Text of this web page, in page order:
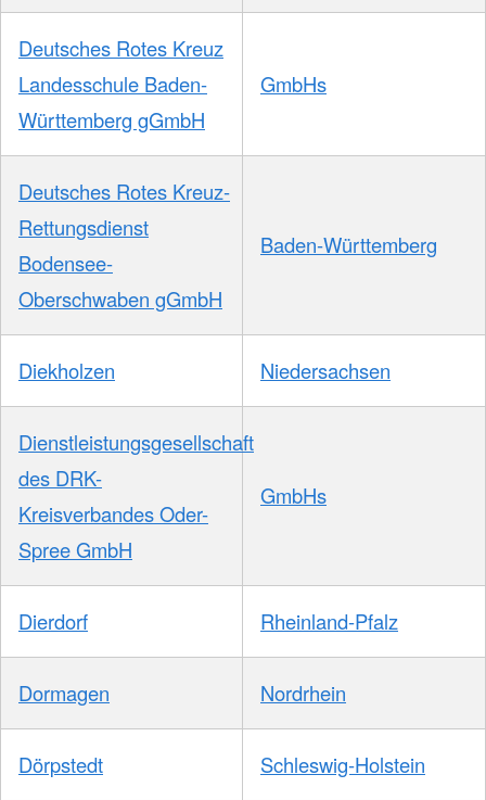
Deutsches Rotes Kreuz
Landesschule Baden-
Württemberg gGmbH
GmbHs
Deutsches Rotes Kreuz-
Rettungsdienst
Bodensee-
Oberschwaben gGmbH
Baden-Württemberg
Diekholzen Niedersachsen
Dienstleistungsgesellschaft
des DRK-
Kreisverbandes Oder-
Spree GmbH
GmbHs
Dierdorf Rheinland-Pfalz
Dormagen Nordrhein
Dörpstedt Schleswig-Holstein